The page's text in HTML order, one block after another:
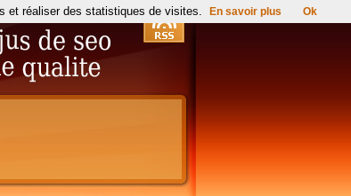
et réaliser des statistiques de visites. En savoir plus Ok